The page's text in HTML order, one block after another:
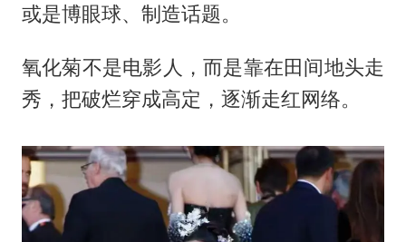
或是博眼球、制造话题。
氧化菊不是电影人，而是靠在田间地头走
秀，把破烂穿成高定，逐渐走红网络。